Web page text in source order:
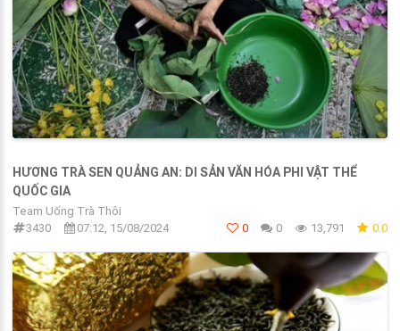
HƯƠNG TRÀ SEN QUẢNG AN: DI SẢN VĂN HÓA PHI VẬT THỂ
QUỐC GIA
Team Uống Trà Thôi
3430
07:12, 15/08/2024 0 0 13,791 0.0